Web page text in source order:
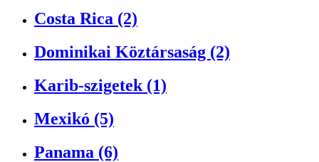
Costa Rica (2)
Dominikai Köztársaság (2)
Karib-szigetek (1)
Mexikó (5)
Panama (6)